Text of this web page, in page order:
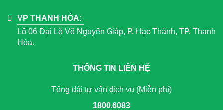
VP THANH HÓA:
Lô 06 Đại Lộ Võ Nguyên Giáp, P. Hạc Thành, TP. Thanh
Hóa.
THÔNG TIN LIÊN HỆ
Tổng đài tư vấn dịch vụ (Miễn phí)
1800.6083